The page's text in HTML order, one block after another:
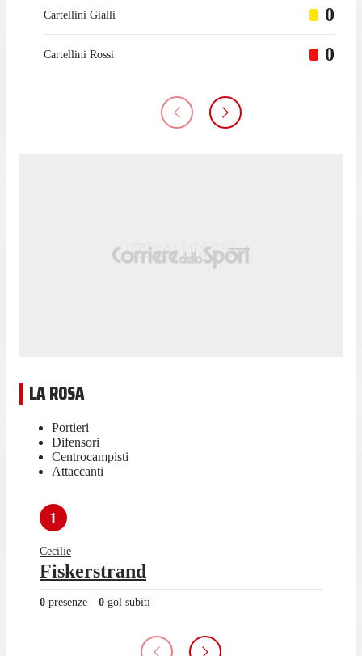
Cartellini Gialli 0
Cartellini Rossi 0
LA ROSA
Portieri
Difensori
Centrocampisti
Attaccanti
1
Cecilie
Fiskerstrand
0 presenze 0 gol subiti